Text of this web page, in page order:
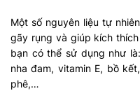
Một số nguyên liệu tự
gãy rụng và giúp kích
bạn có thể sử dụng như
nha đam, vitamin E, bồ
phê,…